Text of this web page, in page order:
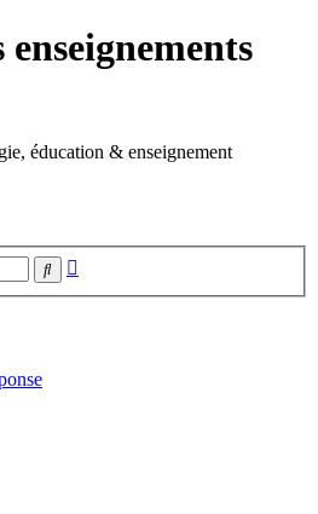
éducation & enseignement
Rechercher